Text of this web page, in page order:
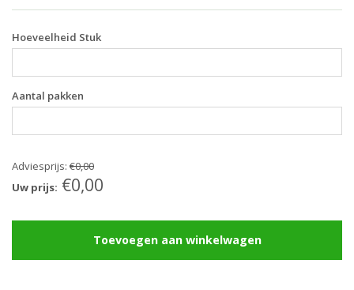
Hoeveelheid Stuk
Aantal pakken
Adviesprijs: €0,00
Uw prijs: €0,00
Toevoegen aan winkelwagen